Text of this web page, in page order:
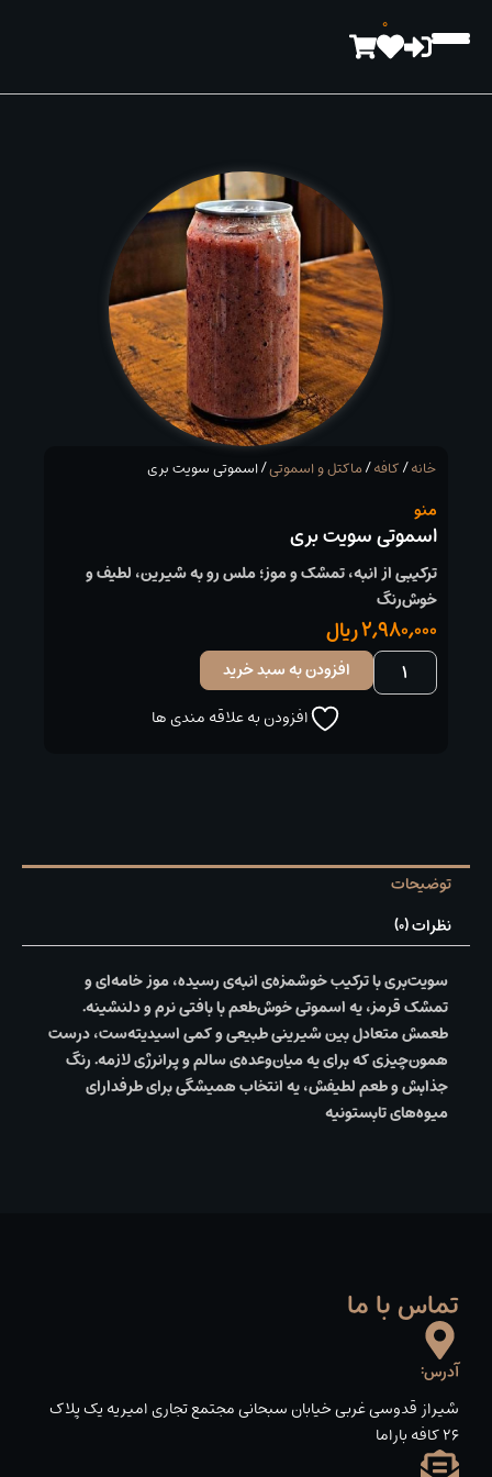
0
خانه/کافه/ماكتل و اسموتی/ اسموتی سویت بری
منو
اسموتی سویت بری
ترکیبی از انبه، تمشک و موز؛ ملس رو به شیرین، لطیف و
خوش‌رنگ
2,980,000ریال
اسموتی
سویت
افزودن به سبد خرید
افزودن به علاقه مندی ها
توضیحات
نظرات (0)
سویت‌بری با ترکیب خوشمزه‌ی انبه‌ی رسیده، موز خامه‌ای و
تمشک قرمز، یه اسموتی خوش‌طعم با بافتی نرم و دلنشینه.
طعمش متعادل بین شیرینی طبیعی و کمی اسیدیته‌ست، درست
همون‌چیزی که برای یه میان‌وعده‌ی سالم و پرانرژی لازمه. رنگ
جذابش و طعم لطیفش، یه انتخاب همیشگی برای طرفدارای
میوه‌های تابستونیه
تماس با ما
آدرس:
شیراز قدوسی غربی خیابان سبحانی مجتمع تجاری امیریه یک پلاک
۲۶ کافه باراما